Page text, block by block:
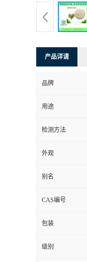
产品详请
品牌
用途
检测方法
外观
别名
CAS编号
包装
级别